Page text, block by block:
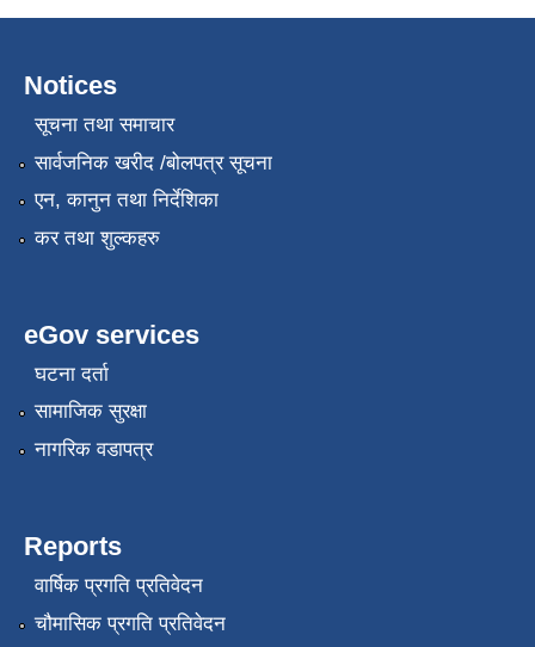
Notices
सूचना तथा समाचार
सार्वजनिक खरीद /बोलपत्र सूचना
एन, कानुन तथा निर्देशिका
कर तथा शुल्कहरु
eGov services
घटना दर्ता
सामाजिक सुरक्षा
नागरिक वडापत्र
Reports
वार्षिक प्रगति प्रतिवेदन
चौमासिक प्रगति प्रतिवेदन